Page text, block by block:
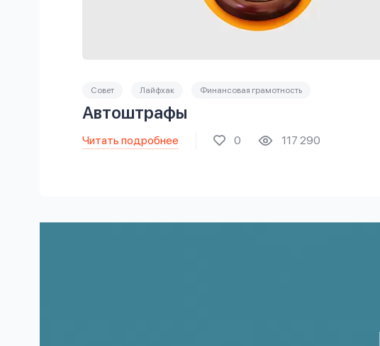
Совет Лайфхак Финансовая грамотность
Автоштрафы
Читать подробнее 0 117 290